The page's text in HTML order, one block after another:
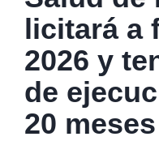
licitará a
2026 y
de
20 meses